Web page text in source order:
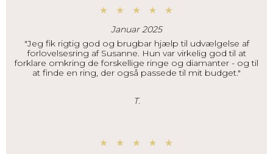
Januar 2025
"Jeg fik rigtig god og brugbar hjælp til udvælgelse af
forlovelsesring af Susanne. Hun var virkelig god til at
forklare omkring de forskellige ringe og diamanter - og til
at finde en ring, der også passede til mit budget."
T.